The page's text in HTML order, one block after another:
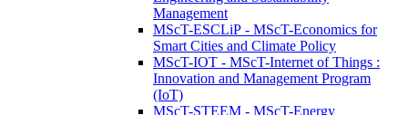
Management
MScT-ESCLiP - MScT-Economics for
Smart Cities and Climate Policy
MScT-IOT - MScT-Internet of Things :
Innovation and Management Program
(IoT)
MScT-STEEM - MScT-Energy